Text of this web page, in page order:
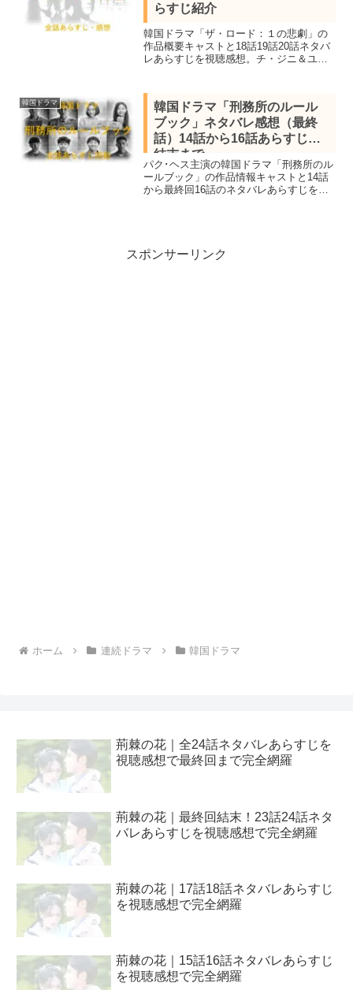
らすじ紹介
韓国ドラマ「ザ・ロード：１の悲劇」の
作品概要キャストと18話19話20話ネタバ
レあらすじを視聴感想。チ・ジニ＆ユ
る愛憎ミステリー。
韓国ドラマ
韓国ドラマ「刑務所のルール
ブック」ネタバレ感想（最終
話）14話から16話あらすじを
結末まで
パク･ヘス主演の韓国ドラマ「刑務所のル
ールブック」の作品情報キャストと14話
から最終回16話のネタバレあらすじを感
スポンサーリンク
ホーム 連続ドラマ 韓国ドラマ
荊棘の花｜全24話ネタバレあらすじを
視聴感想で最終回まで完全網羅
荊棘の花｜最終回結末！23話24話ネタ
バレあらすじを視聴感想で完全網羅
荊棘の花｜17話18話ネタバレあらすじ
を視聴感想で完全網羅
荊棘の花｜15話16話ネタバレあらすじ
を視聴感想で完全網羅